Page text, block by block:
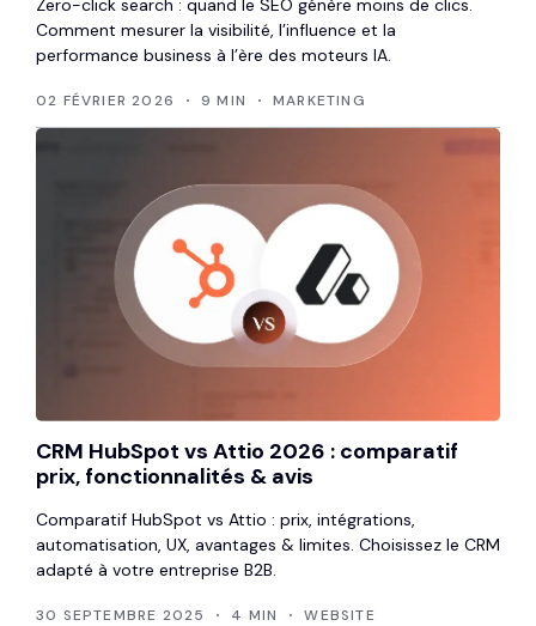
Zero-click search : quand le SEO génère moins de clics.
Comment mesurer la visibilité, l’influence et la
performance business à l’ère des moteurs IA.
02 FÉVRIER 2026 9 MIN MARKETING
CRM HubSpot vs Attio 2026 : comparatif
prix, fonctionnalités & avis
Comparatif HubSpot vs Attio : prix, intégrations,
automatisation, UX, avantages & limites. Choisissez le CRM
adapté à votre entreprise B2B.
30 SEPTEMBRE 2025 4 MIN WEBSITE